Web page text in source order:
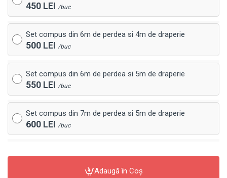
450 LEI /buc
Set compus din 6m de perdea si 4m de draperie
500 LEI /buc
Set compus din 6m de perdea si 5m de draperie
550 LEI /buc
Set compus din 7m de perdea si 5m de draperie
600 LEI /buc
Adaugă în Coş